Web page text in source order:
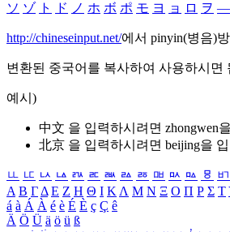
ソ ゾ ト ド ノ ホ ボ ポ モ ヨ ョ ロ ヲ ―
http://chineseinput.net/에서 pinyin(병음)
변환된 중국어를 복사하여 사용하시면
예시)
中文 을 입력하시려면 zhongwen
北京 을 입력하시려면 beijing을
ㅥ ㅦ ㅧ ㅨ ㅩ ㅪ ㅫ ㅬ ㅭ ㅮ ㅯ ㅰ ㅱ ㅲ
Α Β ΓΔ Ε Ζ Η Θ Ι ΚΛ Μ Ν Ξ Ο Π Ρ Σ Τ
á à Á À é è É È ç Ç ê
Ä Ö Ü ä ö ü ß